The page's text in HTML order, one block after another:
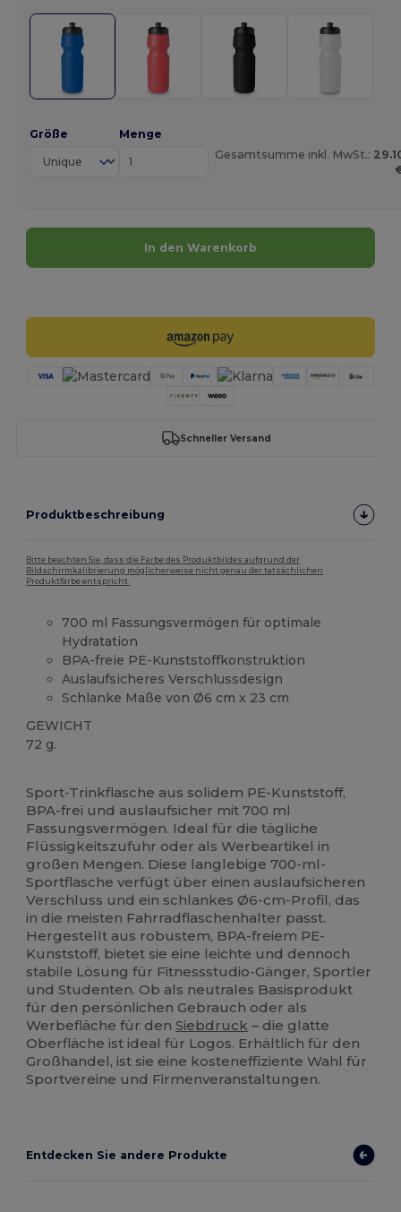
Größe
Menge
Gesamtsumme inkl. MwSt.:
In den Warenkorb
Schneller Versand
Produktbeschreibung
Bitte beachten Sie, dass die Farbe des Produktbildes aufgrund der
Bildschirmkalibrierung möglicherweise nicht genau der tatsächlichen
Produktfarbe entspricht.
700 ml Fassungsvermögen für optimale
Hydratation
BPA-freie PE-Kunststoffkonstruktion
Auslaufsicheres Verschlussdesign
Schlanke Maße von Ø6 cm x 23 cm
GEWICHT
72 g.
Sport-Trinkflasche aus solidem PE-Kunststoff,
BPA-frei und auslaufsicher mit 700 ml
Fassungsvermögen. Ideal für die tägliche
Flüssigkeitszufuhr oder als Werbeartikel in
großen Mengen. Diese langlebige 700-ml-
Sportflasche verfügt über einen auslaufsicheren
Verschluss und ein schlankes Ø6-cm-Profil, das
in die meisten Fahrradflaschenhalter passt.
Hergestellt aus robustem, BPA-freiem PE-
Kunststoff, bietet sie eine leichte und dennoch
stabile Lösung für Fitnessstudio-Gänger, Sportler
und Studenten. Ob als neutrales Basisprodukt
für den persönlichen Gebrauch oder als
Werbefläche für denSiebdruck – die glatte
Oberfläche ist ideal für Logos. Erhältlich für den
Großhandel, ist sie eine kosteneffiziente Wahl für
Sportvereine und Firmenveranstaltungen.
Entdecken Sie andere Produkte